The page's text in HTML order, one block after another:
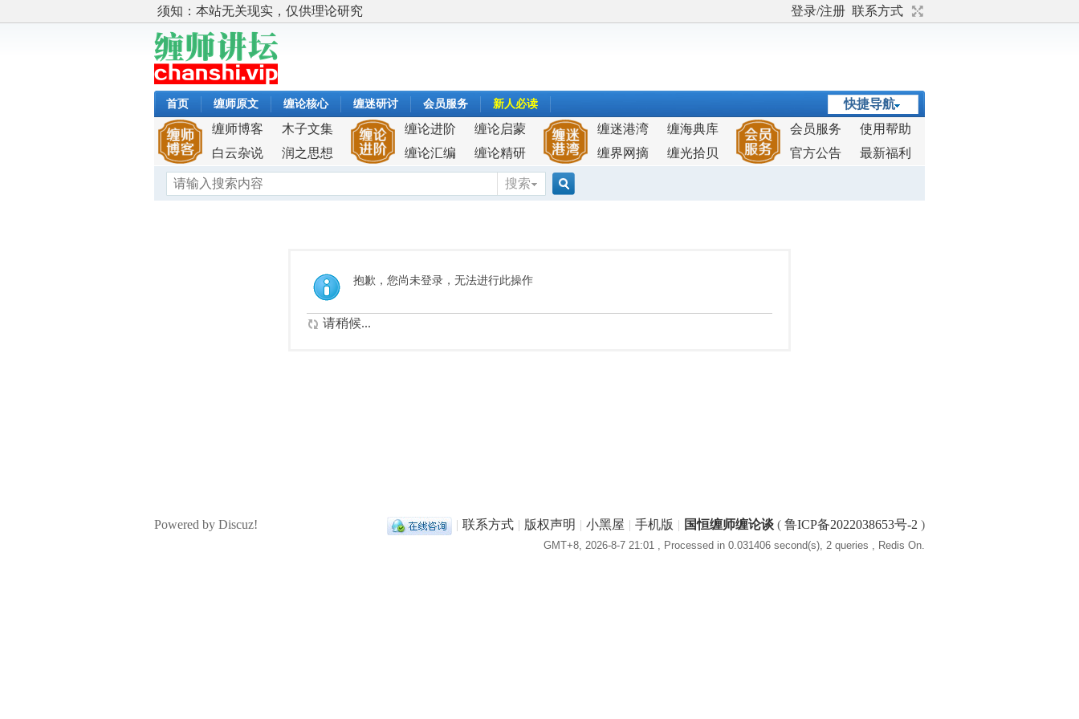
须知：本站无关现实，仅供理论研究 登录/注册 联系方式
快捷导航
首页 缠师原文 缠论核心 缠迷研讨 会员服务 新人必读
缠师博客
木子文集
白云杂说
润之思想
缠论进阶
缠论启蒙
缠论汇编
缠论精研
缠迷港湾
缠海典库
缠界网摘
缠光拾贝
会员服务
使用帮助
官方公告
最新福利
搜索
抱歉，您尚未登录，无法进行此操作
请稍候...
| 联系方式 | 版权声明 | 小黑屋 | 手机版 | 国恒缠师缠论谈 ( 鲁ICP备2022038653号-2 )
GMT+8, 2026-8-7 21:01 , Processed in 0.031406 second(s), 2 queries , Redis On.
Powered by Discuz!